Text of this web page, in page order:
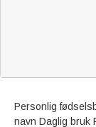
Personlig
navn Daglig bruk